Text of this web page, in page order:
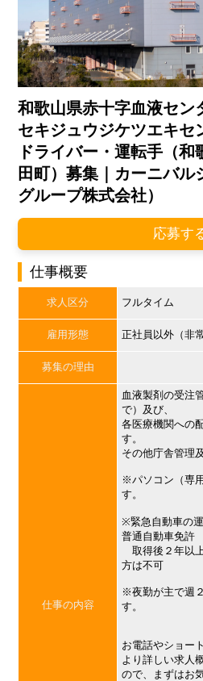
和歌山県赤十字血液セン
セキジュウジケツエキセ
ドライバー・運転手（
田町）募集｜カーニバル
グループ株式会社）
応募す
仕事概要
求人区分 フルタイム
雇用形態 正社員以外（非
募集の理由
仕事の内容
血液製剤の受注
で）及び、
各医療機関への
す。
その他庁舎管理
※パソコン（専
す。
※緊急自動車の
普通自動車免許
取得後２年以
方は不可
※夜勤が主で週
す。
お電話やショー
より詳しい求人
ので、まずはお